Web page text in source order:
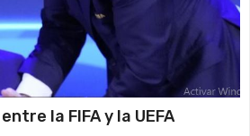
la FIFA y la UEFA